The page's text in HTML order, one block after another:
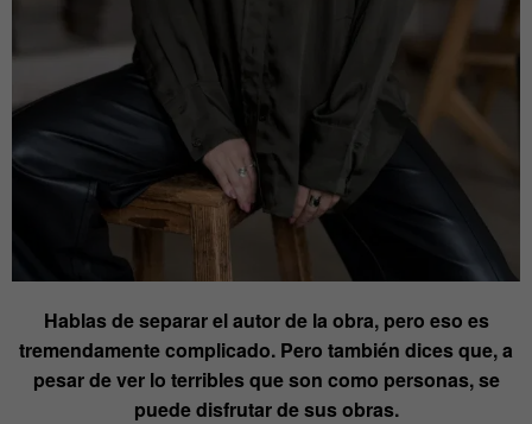
Hablas de separar el autor de la obra, pero eso es
tremendamente complicado. Pero también dices que, a
pesar de ver lo terribles que son como personas, se
puede disfrutar de sus obras.